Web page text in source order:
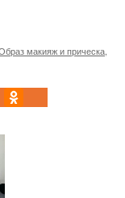
макияж и прическа